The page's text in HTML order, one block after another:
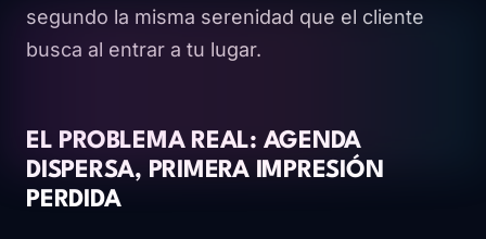
segundo la misma serenidad que el cliente
busca al entrar a tu lugar.
EL PROBLEMA REAL: AGENDA
DISPERSA, PRIMERA IMPRESIÓN
PERDIDA